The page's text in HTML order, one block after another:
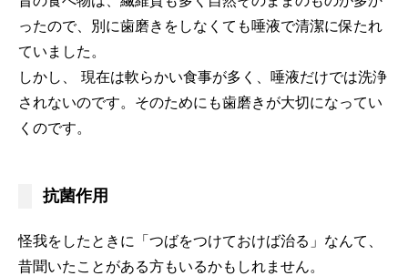
ったので、別に歯磨きをしなくても唾液で清潔に保たれ
ていました。
しかし、 現在は軟らかい食事が多く、唾液だけでは洗浄
されないのです。そのためにも歯磨きが大切になってい
くのです。
抗菌作用
怪我をしたときに「つばをつけておけば治る」なんて、
昔聞いたことがある方もいるかもしれません。